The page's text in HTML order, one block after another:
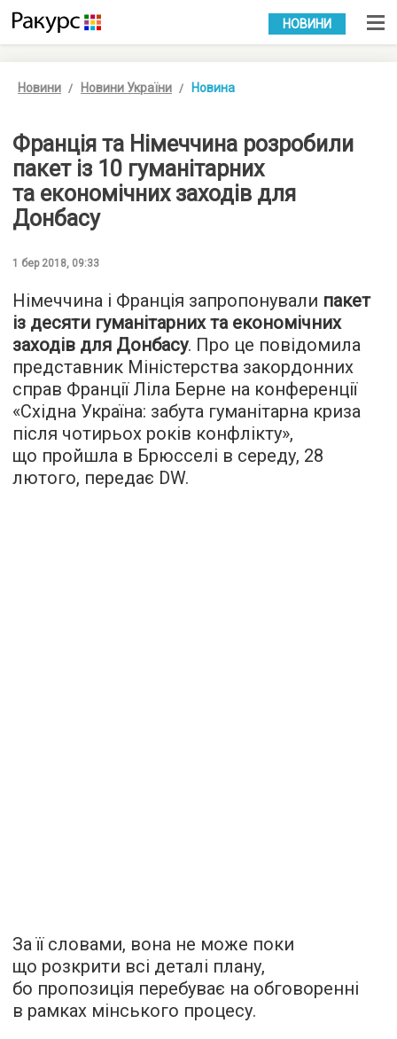
УКР РУС
НОВИНИ
Новини Новини України Новина
Франція та Німеччина розробили
пакет із 10 гуманітарних
та економічних заходів для
Донбасу
1 бер 2018, 09:33
Німеччина і Франція запропонували пакет
із десяти гуманітарних та економічних
заходів для Донбасу. Про це повідомила
представник Міністерства закордонних
справ Франції Ліла Берне на конференції
«Східна Україна: забута гуманітарна криза
після чотирьох років конфлікту»,
що пройшла в Брюсселі в середу, 28
лютого, передає DW.
За її словами, вона не може поки
що розкрити всі деталі плану,
бо пропозиція перебуває на обговоренні
в рамках мінського процесу.